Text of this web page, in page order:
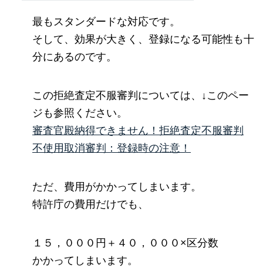
最もスタンダードな対応です。
そして、効果が大きく、登録になる可能性も十
分にあるのです。
この拒絶査定不服審判については、↓このペー
ジも参照ください。
審査官殿納得できません！拒絶査定不服審判
不使用取消審判：登録時の注意！
ただ、費用がかかってしまいます。
特許庁の費用だけでも、
１５，０００円＋４０，０００×区分数
かかってしまいます。